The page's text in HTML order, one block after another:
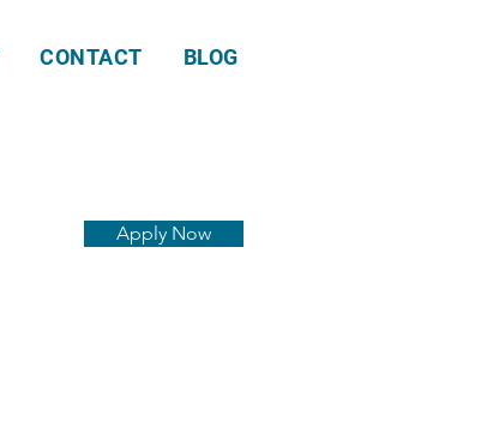
CONTACT BLOG
Apply Now